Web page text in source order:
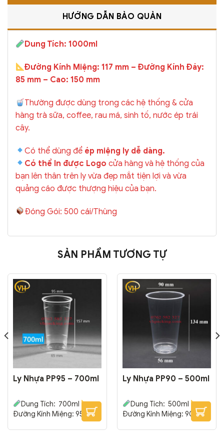
HƯỚNG DẪN BẢO QUẢN
Dung Tích: 1000ml
Đường Kính Miệng: 117 mm – Đường Kính Đáy:
85 mm – Cao: 150 mm
Thường được dùng trong các hệ thống & cửa
hàng trà sữa, coffee, rau má, sinh tố, nước ép trái
cây.
Có thể dùng để ép miệng ly dễ dàng.
Có thể In được Logo cửa hàng và hệ thống của
bạn lên thân trên ly vừa đẹp mắt tiện lợi và vừa
quảng cáo được thượng hiệu của bạn.
Đóng Gói: 500 cái/Thùng
SẢN PHẨM TƯƠNG TỰ
Ly Nhựa PP95 – 700ml
Dung Tích: 700ml
Đường Kính Miệng: 95 mm
– Đường Kính Đáy: 65 mm
Ly Nhựa PP90 – 500ml
Dung Tích: 500ml
Đường Kính Miệng: 90 mm
– Đường Kính Đáy: 56 mm